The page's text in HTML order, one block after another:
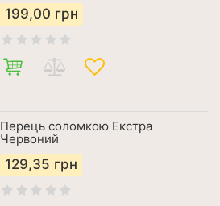
199,00 грн
Перець соломкою Екстра
Червоний
129,35 грн